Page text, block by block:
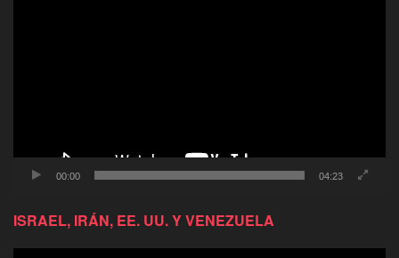
00:00 04:23
ISRAEL, IRÁN, EE. UU. Y VENEZUELA